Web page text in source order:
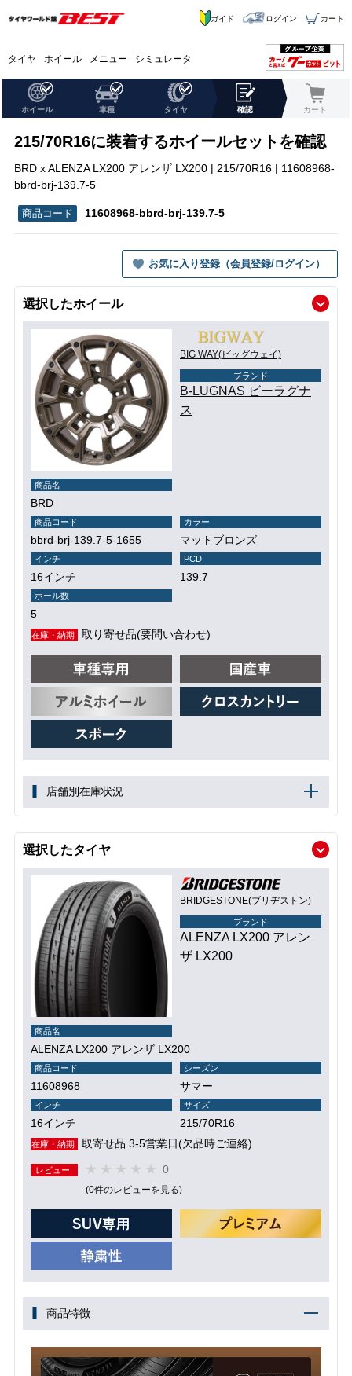
タイヤ ホイール メニュー シミュレータ
ガイド ログイン カート
ホイール 車種 タイヤ 確認 カート
215/70R16に装着するホイールセットを確認
BRD x ALENZA LX200 アレンザ LX200 | 215/70R16 | 11608968-
bbrd-brj-139.7-5
11608968-bbrd-brj-139.7-5
お気に入り登録（会員登録/ログイン）
選択したホイール
BIG WAY(ビッグウェイ)
ブランド
B-LUGNAS ビーラグナ
ス
商品名
BRD
商品コード
bbrd-brj-139.7-5-1655
カラー
マットブロンズ
インチ
16インチ
PCD
139.7
ホール数
5
在庫・納期 取り寄せ品(要問い合わせ)
店舗別在庫状況
選択したタイヤ
BRIDGESTONE(ブリヂストン)
ブランド
ALENZA LX200 アレン
ザ LX200
商品名
ALENZA LX200 アレンザ LX200
商品コード
11608968
シーズン
サマー
インチ
16インチ
サイズ
215/70R16
在庫・納期 取寄せ品 3-5営業日(欠品時ご連絡)
レビュー 0
(0件のレビューを見る)
商品特徴